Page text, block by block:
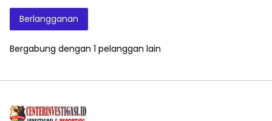
Berlangganan
Bergabung dengan 1 pelanggan lain